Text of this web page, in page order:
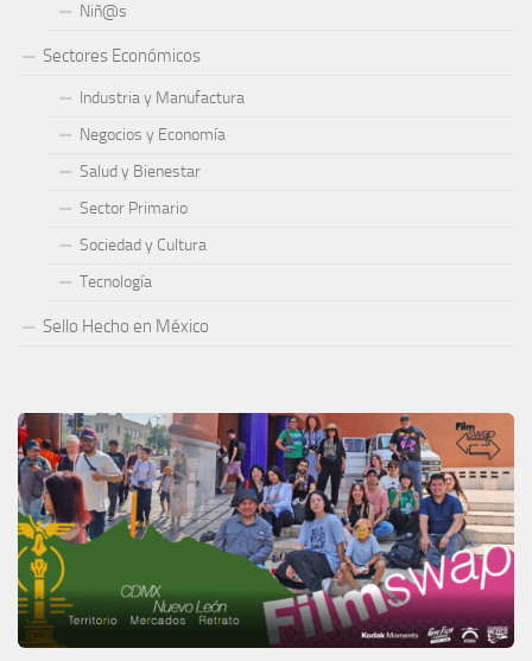
Niñ@s
Sectores Económicos
Industria y Manufactura
Negocios y Economía
Salud y Bienestar
Sector Primario
Sociedad y Cultura
Tecnología
Sello Hecho en México